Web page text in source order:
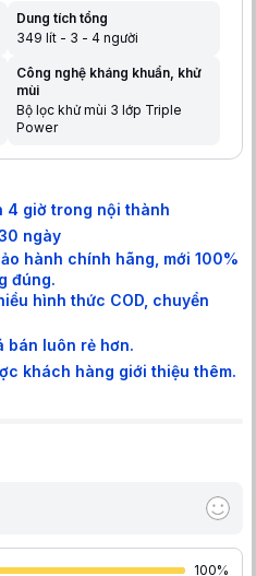
Dung tích tổng
349 lít - 3 - 4 người
Công nghệ kháng khuẩn, khử
mùi
Bộ lọc khử mùi 3 lớp Triple
Power
4 giờ trong nội thành
ngày
hành chính hãng, mới 100%
đúng.
hình thức COD, chuyển
bán luôn rẻ hơn.
khách hàng giới thiệu thêm.
100%